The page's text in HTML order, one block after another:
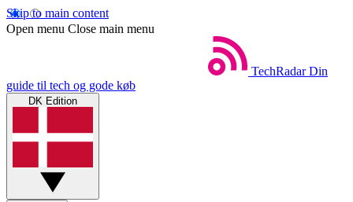
Skip to main content
Open menu Close main menu
TechRadar Din
guide til tech og gode køb
DK Edition